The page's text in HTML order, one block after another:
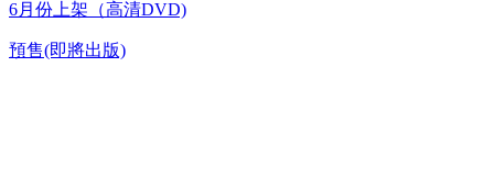
6月份上架（高清DVD)
預售(即將出版)